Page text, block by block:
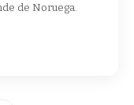
de Noruega.